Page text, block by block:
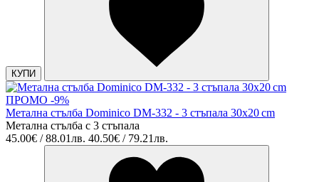
КУПИ
ПРОМО -9%
Метална стълба Dominico DM-332 - 3 стъпала 30x20 cm
Метална стълба с 3 стъпала
45.00€ / 88.01лв. 40.50€ / 79.21лв.